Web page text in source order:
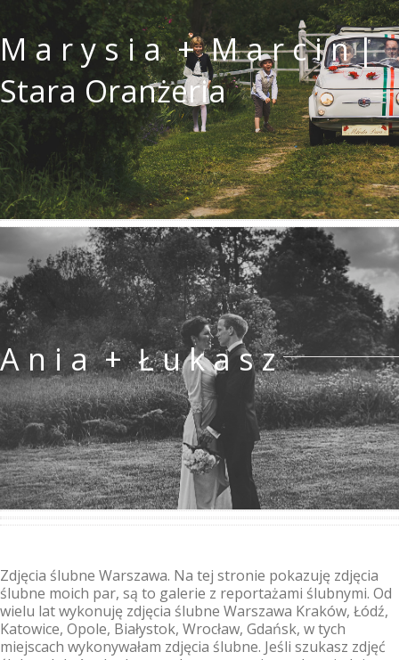
M a r y s i a + M a r c i n |
Stara Oranżeria
A n i a + Ł u k a s z
Zdjęcia ślubne Warszawa. Na tej stronie pokazuję zdjęcia
ślubne moich par, są to galerie z reportażami ślubnymi. Od
wielu lat wykonuję zdjęcia ślubne Warszawa Kraków, Łódź,
Katowice, Opole, Białystok, Wrocław, Gdańsk, w tych
miejscach wykonywałam zdjęcia ślubne. Jeśli szukasz zdjęć